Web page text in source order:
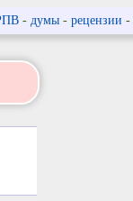
- думы- рецензии -